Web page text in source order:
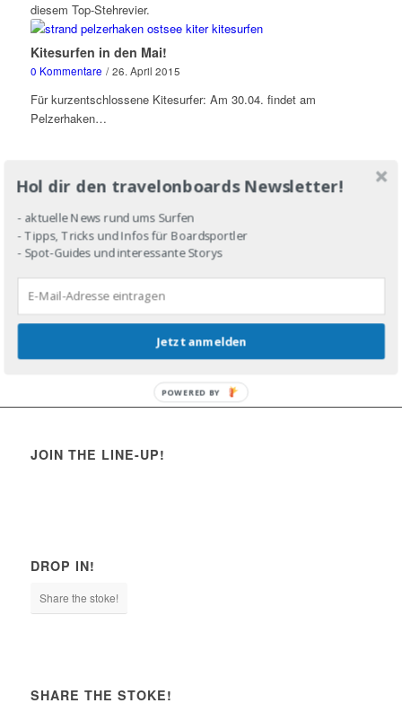
diesem Top-Stehrevier.
Kitesurfen in den Mai!
0 Kommentare / 26. April 2015
Für kurzentschlossene Kitesurfer: Am 30.04. findet am
Pelzerhaken…
Kick-off Kitesurfen am Pelzerhaken
0 Kommentare / 13. April 2015
Endlich! Endlich! Endlich! Endlich hat alles gepasst: Wind,
Wetter,…
JOIN THE LINE-UP!
DROP IN!
Share the stoke!
SHARE THE STOKE!
Hol dir den travelonboards Newsletter!
- aktuelle News rund ums Surfen
- Tipps, Tricks und Infos für Boardsportler
- Spot-Guides und interessante Storys
Jetzt anmelden
POWERED BY